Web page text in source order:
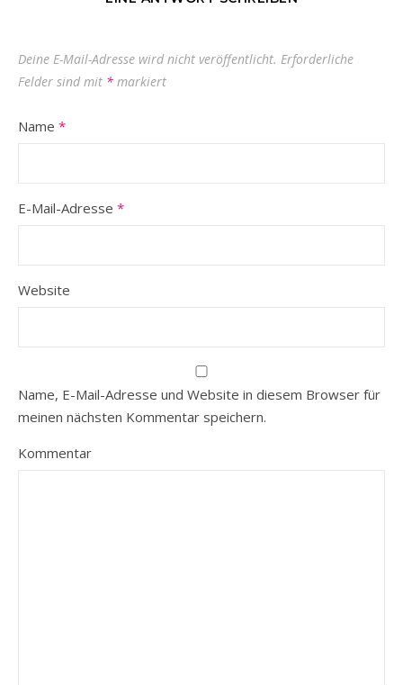
Deine E-Mail-Adresse wird nicht veröffentlicht. Erforderliche
Felder sind mit * markiert
Name *
E-Mail-Adresse *
Website
Name, E-Mail-Adresse und Website in diesem Browser für
meinen nächsten Kommentar speichern.
Kommentar